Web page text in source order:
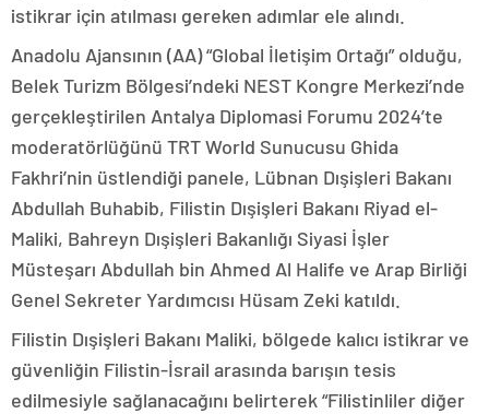
istikrar için atılması gereken adımlar ele alındı.
Anadolu Ajansının (AA) “Global İletişim Ortağı” olduğu,
Belek Turizm Bölgesi’ndeki NEST Kongre Merkezi’nde
gerçekleştirilen Antalya Diplomasi Forumu 2024’te
moderatörlüğünü TRT World Sunucusu Ghida
Fakhri’nin üstlendiği panele, Lübnan Dışişleri Bakanı
Abdullah Buhabib, Filistin Dışişleri Bakanı Riyad el-
Maliki, Bahreyn Dışişleri Bakanlığı Siyasi İşler
Müsteşarı Abdullah bin Ahmed Al Halife ve Arap Birliği
Genel Sekreter Yardımcısı Hüsam Zeki katıldı.
Filistin Dışişleri Bakanı Maliki, bölgede kalıcı istikrar ve
güvenliğin Filistin-İsrail arasında barışın tesis
edilmesiyle sağlanacağını belirterek “Filistinliler diğer